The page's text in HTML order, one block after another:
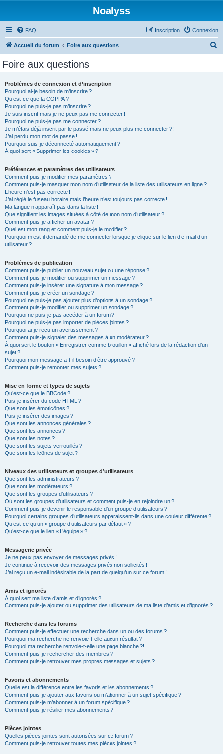
Noalyss
FAQ Connexion
Inscription
Accueil du forum Foire aux questions
Foire aux questions
Problèmes de connexion et d’inscription
Pourquoi ai-je besoin de m’inscrire ?
Qu’est-ce que la COPPA ?
Pourquoi ne puis-je pas m’inscrire ?
Je suis inscrit mais je ne peux pas me connecter !
Pourquoi ne puis-je pas me connecter ?
Je m’étais déjà inscrit par le passé mais ne peux plus me connecter ?!
J’ai perdu mon mot de passe !
Pourquoi suis-je déconnecté automatiquement ?
À quoi sert « Supprimer les cookies » ?
Préférences et paramètres des utilisateurs
Comment puis-je modifier mes paramètres ?
Comment puis-je masquer mon nom d’utilisateur de la liste des utilisateurs en ligne ?
L’heure n’est pas correcte !
J’ai réglé le fuseau horaire mais l’heure n’est toujours pas correcte !
Ma langue n’apparaît pas dans la liste !
Que signifient les images situées à côté de mon nom d’utilisateur ?
Comment puis-je afficher un avatar ?
Quel est mon rang et comment puis-je le modifier ?
Pourquoi m’est-il demandé de me connecter lorsque je clique sur le lien d’e-mail d’un
utilisateur ?
Problèmes de publication
Comment puis-je publier un nouveau sujet ou une réponse ?
Comment puis-je modifier ou supprimer un message ?
Comment puis-je insérer une signature à mon message ?
Comment puis-je créer un sondage ?
Pourquoi ne puis-je pas ajouter plus d’options à un sondage ?
Comment puis-je modifier ou supprimer un sondage ?
Pourquoi ne puis-je pas accéder à un forum ?
Pourquoi ne puis-je pas importer de pièces jointes ?
Pourquoi ai-je reçu un avertissement ?
Comment puis-je signaler des messages à un modérateur ?
À quoi sert le bouton « Enregistrer comme brouillon » affiché lors de la rédaction d’un
sujet ?
Pourquoi mon message a-t-il besoin d’être approuvé ?
Comment puis-je remonter mes sujets ?
Mise en forme et types de sujets
Qu’est-ce que le BBCode ?
Puis-je insérer du code HTML ?
Que sont les émoticônes ?
Puis-je insérer des images ?
Que sont les annonces générales ?
Que sont les annonces ?
Que sont les notes ?
Que sont les sujets verrouillés ?
Que sont les icônes de sujet ?
Niveaux des utilisateurs et groupes d’utilisateurs
Que sont les administrateurs ?
Que sont les modérateurs ?
Que sont les groupes d’utilisateurs ?
Où sont les groupes d’utilisateurs et comment puis-je en rejoindre un ?
Comment puis-je devenir le responsable d’un groupe d’utilisateurs ?
Pourquoi certains groupes d’utilisateurs apparaissent-ils dans une couleur différente ?
Qu’est-ce qu’un « groupe d’utilisateurs par défaut » ?
Qu’est-ce que le lien « L’équipe » ?
Messagerie privée
Je ne peux pas envoyer de messages privés !
Je continue à recevoir des messages privés non sollicités !
J’ai reçu un e-mail indésirable de la part de quelqu’un sur ce forum !
Amis et ignorés
À quoi sert ma liste d’amis et d’ignorés ?
Comment puis-je ajouter ou supprimer des utilisateurs de ma liste d’amis et d’ignorés ?
Recherche dans les forums
Comment puis-je effectuer une recherche dans un ou des forums ?
Pourquoi ma recherche ne renvoie-t-elle aucun résultat ?
Pourquoi ma recherche renvoie-t-elle une page blanche ?!
Comment puis-je rechercher des membres ?
Comment puis-je retrouver mes propres messages et sujets ?
Favoris et abonnements
Quelle est la différence entre les favoris et les abonnements ?
Comment puis-je ajouter aux favoris ou m’abonner à un sujet spécifique ?
Comment puis-je m’abonner à un forum spécifique ?
Comment puis-je résilier mes abonnements ?
Pièces jointes
Quelles pièces jointes sont autorisées sur ce forum ?
Comment puis-je retrouver toutes mes pièces jointes ?